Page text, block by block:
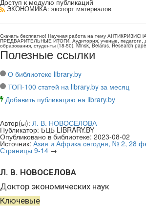
Доступ к модулю публикаций
ЭКОНОМИКА: экспорт материалов
Скачать бесплатно! Научная работа на тему
ПРЕДВАРИТЕЛЬНЫЕ ИТОГИ. Аудитория: ученые, педагоги,
образования, студенты (18-50).Minsk, Belarus. Research
Полезные ссылки
О библиотеке library.by
ТОП-100 статей на library.by за месяц
Добавить публикацию на library.by
Автор(ы): Л. В. НОВОСЕЛОВА
Публикатор: БЦБ LIBRARY.BY
Опубликовано в библиотеке: 2023-08-02
Источник: Азия и Африка сегодня, № 2, 28
Страницы 9-14 →
Л. В. НОВОСЕЛОВА
Доктор экономических наук
Ключевые